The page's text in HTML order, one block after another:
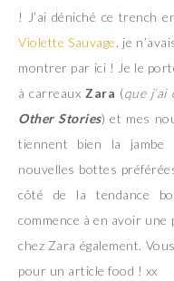
! J’ai déniché ce trench
Violette Sauvage , je
montrer par ici ! Je le
à carreaux Zara (que
Other Stories) et mes
tiennent bien la
nouvelles bottes
côté de la tendance
commence à en avoir une
chez Zara également.
pour un article food ! xx